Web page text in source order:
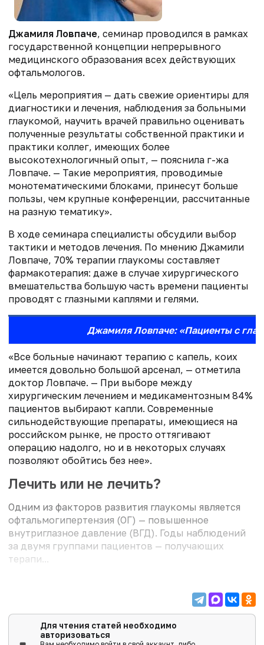
Джамиля Ловпаче, семинар проводился в рамках
государственной концепции непрерывного
медицинского образования всех действующих
офтальмологов.
«Цель мероприятия — дать свежие ориентиры для
диагностики и лечения, наблюдения за больными
глаукомой, научить врачей правильно оценивать
полученные результаты собственной практики и
практики коллег, имеющих более
высокотехнологичный опыт, — пояснила г-жа
Ловпаче. — Такие мероприятия, проводимые
монотематическими блоками, принесут больше
пользы, чем крупные конференции, рассчитанные
на разную тематику».
В ходе семинара специалисты обсудили выбор
тактики и методов лечения. По мнению Джамили
Ловпаче, 70% терапии глаукомы составляет
фармакотерапия: даже в случае хирургического
вмешательства большую часть времени пациенты
проводят с глазными каплями и гелями.
Джамиля Ловпаче: «Пациенты с
«Все больные начинают терапию с капель, коих
имеется довольно большой арсенал, — отметила
доктор Ловпаче. — При выборе между
хирургическим лечением и медикаментозным 84%
пациентов выбирают капли. Современные
сильнодействующие препараты, имеющиеся на
российском рынке, не просто оттягивают
операцию надолго, но и в некоторых случаях
позволяют обойтись без нее».
Лечить или не лечить?
Одним из факторов развития глаукомы является
офтальмогипертензия (ОГ) — повышенное
внутриглазное давление (ВГД). Годы наблюдений
за двумя группами пациентов — получающих
терапи...
Для чтения статей необходимо
авторизоваться